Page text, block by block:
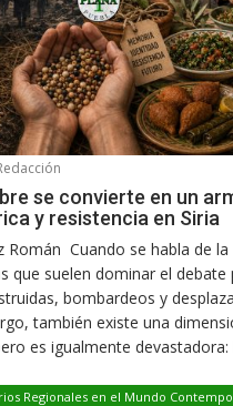
se convierte en un
y resistencia en Siria
Román Cuando se habla de
que suelen dominar el debate
bombardeos y
también existe una
es igualmente
Regionales en el Mundo